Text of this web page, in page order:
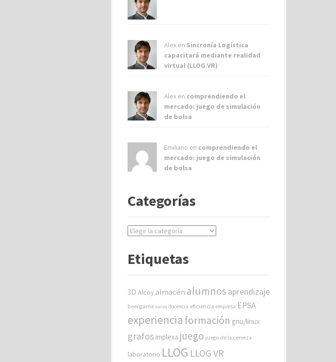
Alex en Sincronía Logística
capacitará mediante realidad
virtual (LLOG VR)
Alex en comprendiendo el
mercado: juego de simulación
de bolsa
Emiliano en comprendiendo el
mercado: juego de simulación
de bolsa
Categorías
C
e
r
s
Etiquetas
3D Alcoy almacén alumnos aprendizaje
beergame curso docencia eficiencia empresa EPSA
experiencia formación gnu/linux
grafos implexa juego juego de la cerveza
laboratorio LLOG LLOG VR